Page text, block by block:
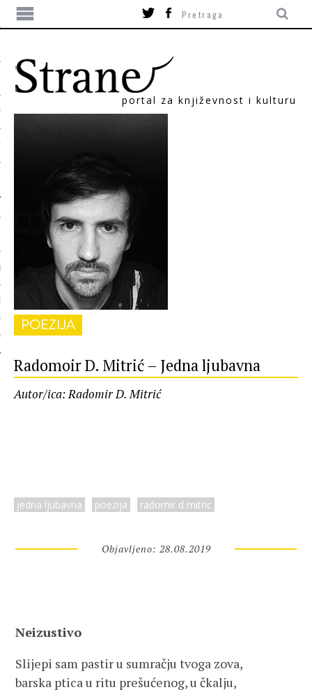
portal za književnost i kulturu
POEZIJA
Radomoir D. Mitrić – Jedna ljubavna
Autor/ica: Radomir D. Mitrić
jedna ljubavna poezija radomir d mitric
Objavljeno: 28.08.2019
Neizustivo
Slijepi sam pastir u sumračju tvoga zova,
barska ptica u ritu prešućenog, u čkalju,